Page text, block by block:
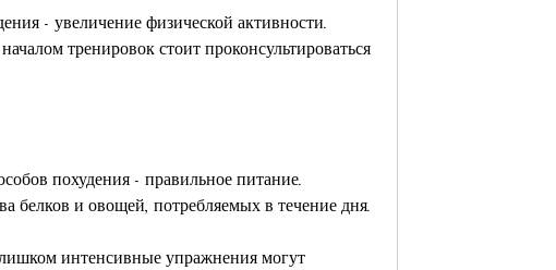
- увеличение физической активности.
тренировок стоит проконсультироваться
похудения - правильное питание.
белков и овощей, потребляемых в течение дня.
интенсивные упражнения могут